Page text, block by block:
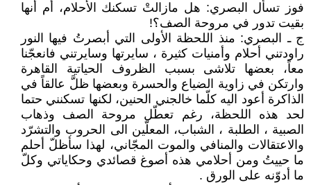
فوز تسأل البصري: هل مازالتْ تسكنك الأحلام، أم أنها
بقيت تدور في مروحة الصف؟!
ج ـ البصري: منذ اللحظة الأولى التي أبصرتُ فيها النور
راودتني أحلام وأمنيات كثيرة ، سايرتها وسايرتني فانعجّنا
معاً، بعضها تلاشى بسبب الظروف الحياتية القاهرة
وارتكن في زاوية الضياع والحسرة وبعضها ظلَّ عالقاً في
الذاكرة أعود اليه كلّما خالجني الحنين، لكنها تسكنني حتما
لحد هذه اللحظة، رغم تعطّل مروحة الصف وذهاب
الصبية ، الطلبة ، الشباب، المعلّين الى الحروب والتشرّد
والاعتقالات والمنافي والموت المجّاني، لهذا سأظلّ أحلم
ما حييتُ ومن أحلامي هذه أصوغ قصائدي وحكاياتي وكلّ
ما أدوّنه على الورق .